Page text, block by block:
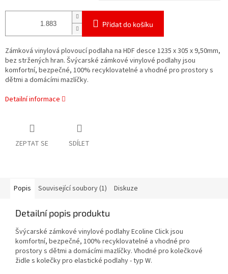
Přidat do košíku
Zámková vinylová plovoucí podlaha na HDF desce 1235 x 305 x 9,50mm,
bez stržených hran. Švýcarské zámkové vinylové podlahy jsou
komfortní, bezpečné, 100% recyklovatelné a vhodné pro prostory s
dětmi a domácími mazlíčky.
Detailní informace
ZEPTAT SE SDÍLET
Popis Související soubory (1) Diskuze
Detailní popis produktu
Švýcarské zámkové vinylové podlahy Ecoline Click jsou
komfortní, bezpečné, 100% recyklovatelné a vhodné pro
prostory s dětmi a domácími mazlíčky. Vhodné pro kolečkové
židle s kolečky pro elastické podlahy - typ W.